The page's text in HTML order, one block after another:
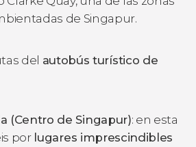
de Singapur.
del autobús turístico de
(Centro de Singapur): en esta
por lugares imprescindibles